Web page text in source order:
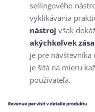
sellingového
vyklikávania
nástroj však
akýchkoľvek
je pre návštevníka
je šitá na mieru
používateľa.